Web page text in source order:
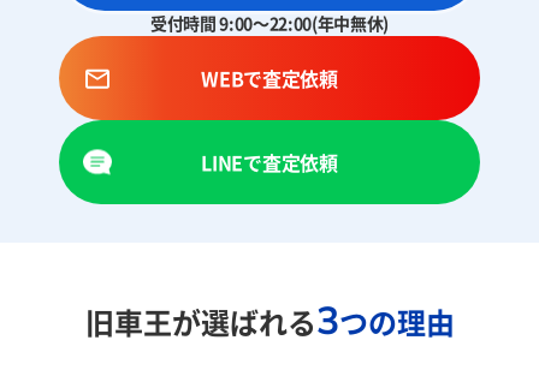
受付時間 9:00～22:00(年中無休)
WEBで査定依頼
LINEで査定依頼
旧車王が選ばれる3つの理由